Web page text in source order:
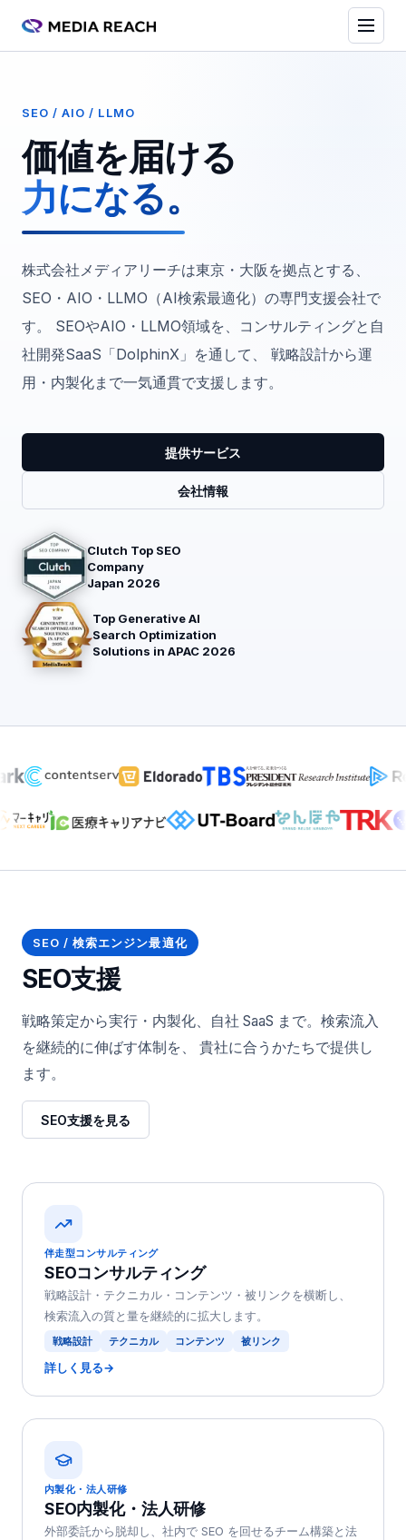
SEO / AIO / LLMO
価値を届ける
力になる。
株式会社メディアリーチは東京・大阪を拠点とする、
SEO・AIO・LLMO（AI検索最適化）の専門支援会社で
す。 SEOやAIO・LLMO領域を、コンサルティングと自
社開発SaaS「DolphinX」を通して、 戦略設計から運
用・内製化まで一気通貫で支援します。
提供サービス
会社情報
Clutch Top SEO
Company
Japan 2026
Top Generative AI
Search Optimization
Solutions in APAC 2026
SEO / 検索エンジン最適化
SEO支援
戦略策定から実行・内製化、自社 SaaS まで。検索流入
を継続的に伸ばす体制を、 貴社に合うかたちで提供し
ます。
SEO支援を見る
伴走型コンサルティング
SEOコンサルティング
戦略設計・テクニカル・コンテンツ・被リンクを横断し、
検索流入の質と量を継続的に拡大します。
戦略設計 テクニカル コンテンツ 被リンク
詳しく見る→
内製化・法人研修
SEO内製化・法人研修
外部委託から脱却し、社内で SEO を回せるチーム構築と法